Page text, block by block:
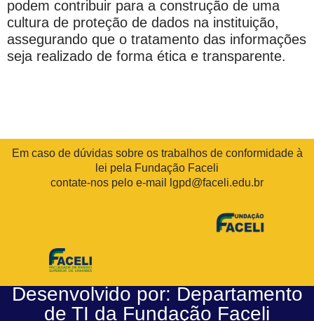
podem contribuir para a construção de uma
cultura de proteção de dados na instituição,
assegurando que o tratamento das informações
seja realizado de forma ética e transparente.
Em caso de dúvidas sobre os trabalhos de conformidade à
lei pela Fundação Faceli
contate-nos pelo e-mail lgpd@faceli.edu.br
Desenvolvido por: Departamento
de TI da Fundação Faceli